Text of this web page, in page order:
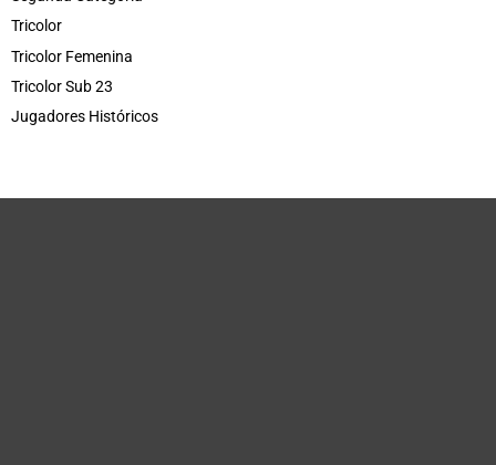
Tricolor
Tricolor Femenina
Tricolor Sub 23
Jugadores Históricos